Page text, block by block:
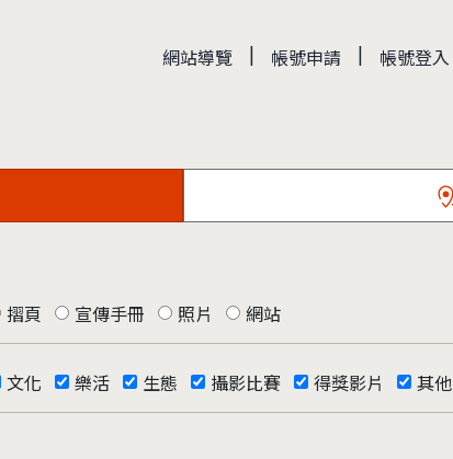
網站導覽 | 帳號申請 | 帳號登入
摺頁 宣傳手冊 照片 網站
文化 樂活 生態 攝影比賽 得獎影片 其他